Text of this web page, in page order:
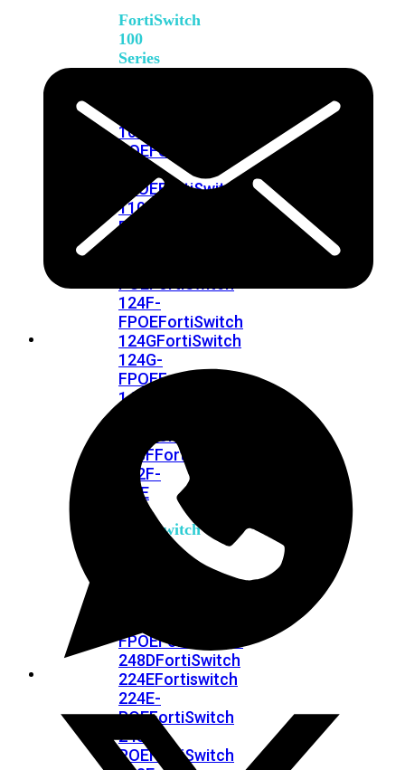
FortiSwitch
100
Series
108F-
POEFortiSwitch
108F-
FPOEFortiSwitch
110G-
FPOE
124F-
FPOEFortiSwitch
124GFortiSwitch
124G-
FPOEFortiSwitch
148F
108FFortiSwitchRugged
112F-
POE
FortiSwitch
FPOEFortiSwitch
248DFortiSwitch
224EFortiswitch
224E-
POEFortiSwitch
248E-
POEFortiSwitch